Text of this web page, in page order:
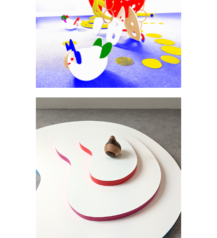
Ateliers·Expo